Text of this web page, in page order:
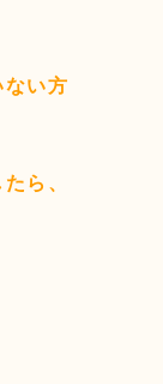
ない方
ら、